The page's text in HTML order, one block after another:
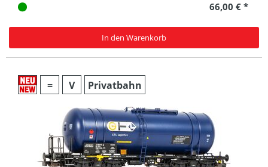
66,00 € *
In den Warenkorb
= V Privatbahn